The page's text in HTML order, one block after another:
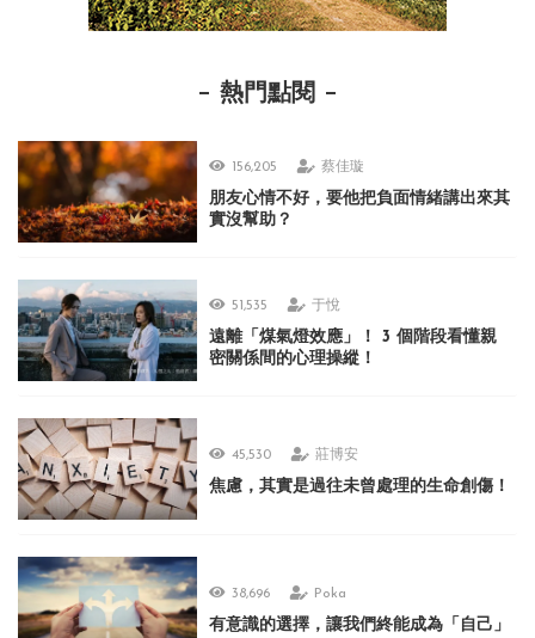
熱門點閱
156,205 蔡佳璇
朋友心情不好，要他把負面情緒講出來其
實沒幫助？
51,535 于悅
遠離「煤氣燈效應」！ 3 個階段看懂親
密關係間的心理操縱！
45,530 莊博安
焦慮，其實是過往未曾處理的生命創傷！
38,696 Poka
有意識的選擇，讓我們終能成為「自己」